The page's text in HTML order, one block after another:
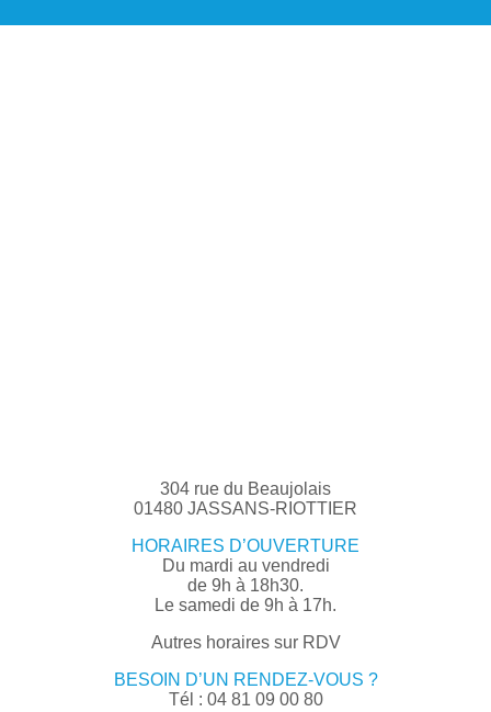
304 rue du Beaujolais
01480 JASSANS-RIOTTIER
HORAIRES D’OUVERTURE
Du mardi au vendredi
de 9h à 18h30.
Le samedi de 9h à 17h.
Autres horaires sur RDV
BESOIN D’UN RENDEZ-VOUS ?
Tél : 04 81 09 00 80